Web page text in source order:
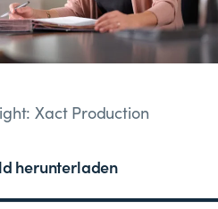
Xact Production
herunterladen